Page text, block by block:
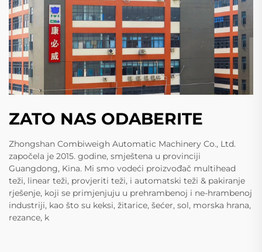
ZATO NAS ODABERITE
Zhongshan Combiweigh Automatic Machinery Co., Ltd.
započela je 2015. godine, smještena u provinciji
Guangdong, Kina. Mi smo vodeći proizvođač multihead
teži, linear teži, provjeriti teži, i automatski teži & pakiranje
rješenje, koji se primjenjuju u prehrambenoj i ne-hrambenoj
industriji, kao što su keksi, žitarice, šećer, sol, morska hrana,
rezance, k